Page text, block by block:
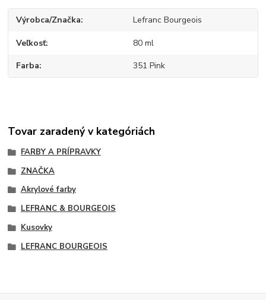
Výrobca/Značka Lefranc Bourgeois
Veľkosť 80 ml
Farba 351 Pink
Tovar zaradený v kategóriách
FARBY A PRÍPRAVKY
ZNAČKA
Akrylové farby
LEFRANC & BOURGEOIS
Kusovky
LEFRANC BOURGEOIS